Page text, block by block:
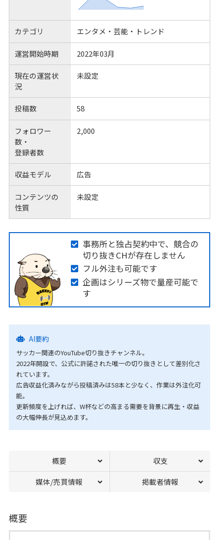
カテゴリ エンタメ・芸能・トレンド
運営開始時期 2022年03月
現在の運営状
況
未設定
投稿数 58
フォロワー
数・
登録者数
2,000
収益モデル 広告
コンテンツの
性質
未設定
事務所と独占契約中で、競合の
切り抜きCHが存在しません
フル外注も可能です
企画はシリーズ物で量産可能で
す
AI要約
サッカー関連のYouTube切り抜きチャンネル。
2022年開設で、公式に許諾された唯一の切り抜きとして差別化さ
れています。
広告収益化済みながら投稿済みは58本と少なく、作業は外注化可
能。
更新頻度を上げれば、W杯などの高まる需要を背景に再生・収益
の大幅伸長が見込めます。
概要 収支
媒体/売買情報 掲載者情報
概要